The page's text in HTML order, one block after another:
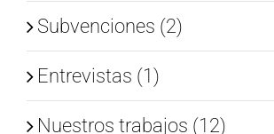
Subvenciones (2)
Entrevistas (1)
Nuestros trabajos (12)